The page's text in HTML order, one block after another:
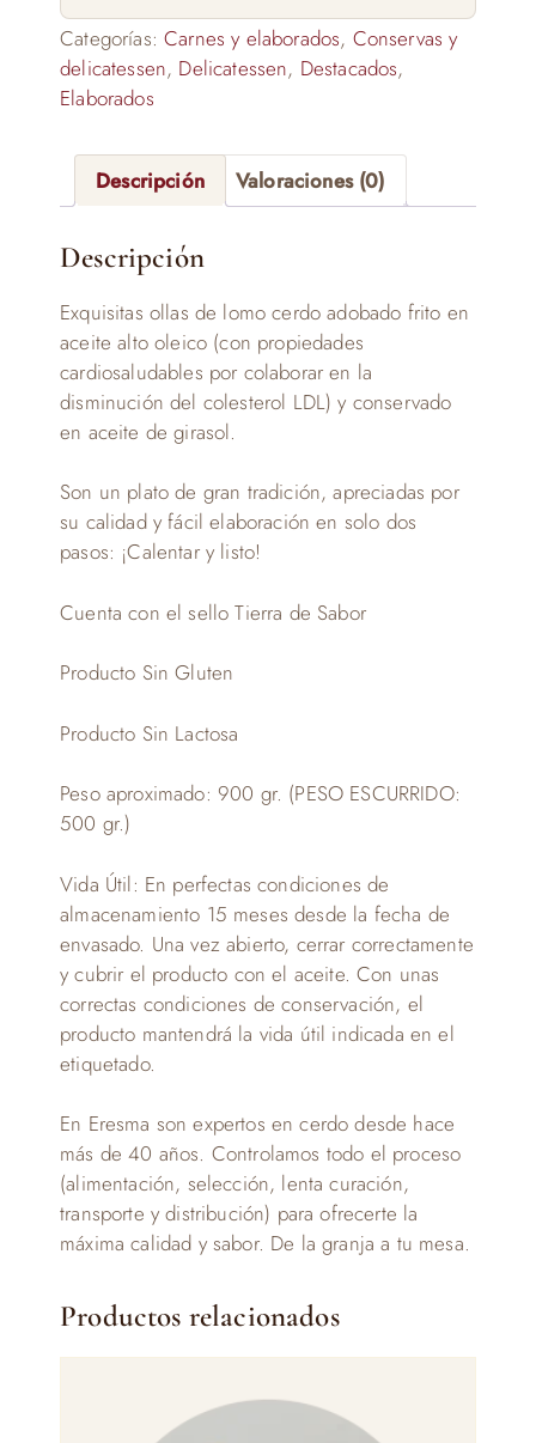
Categorías:Carnes y elaborados, Conservas y
delicatessen, Delicatessen, Destacados,
Elaborados
Descripción Valoraciones (0)
Descripción
Exquisitas ollas de lomo cerdo adobado frito en
aceite alto oleico (con propiedades
cardiosaludables por colaborar en la
disminución del colesterol LDL) y conservado
en aceite de girasol.
Son un plato de gran tradición, apreciadas por
su calidad y fácil elaboración en solo dos
pasos: ¡Calentar y listo!
Cuenta con el sello Tierra de Sabor
Producto Sin Gluten
Producto Sin Lactosa
Peso aproximado: 900 gr. (PESO ESCURRIDO:
500 gr.)
Vida Útil: En perfectas condiciones de
almacenamiento 15 meses desde la fecha de
envasado. Una vez abierto, cerrar correctamente
y cubrir el producto con el aceite. Con unas
correctas condiciones de conservación, el
producto mantendrá la vida útil indicada en el
etiquetado.
En Eresma son expertos en cerdo desde hace
más de 40 años. Controlamos todo el proceso
(alimentación, selección, lenta curación,
transporte y distribución) para ofrecerte la
máxima calidad y sabor. De la granja a tu mesa.
Productos relacionados